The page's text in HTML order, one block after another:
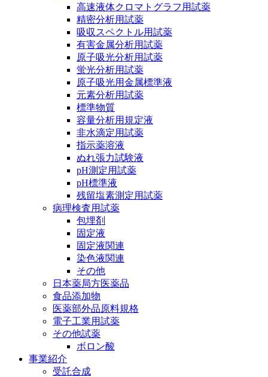
高速液体クロマトグラフ用試薬
精密分析用試薬
吸収スペクトル用試薬
有害金属分析用試薬
原子吸光分析用試薬
蛍光分析用試薬
原子吸光用金属標準液
元素分析用試薬
標準物質
容量分析用規定液
非水滴定用試薬
指示薬溶液
ぬれ張力試験液
pH測定用試薬
pH標準液
残留塩素測定用試薬
病理検査用試薬
包埋剤
固定液
固定液関連
染色液関連
その他
日本薬局方医薬品
食品添加物
医薬部外品原料規格
電子工業用試薬
その他試薬
ボロン酸
事業紹介
受託合成